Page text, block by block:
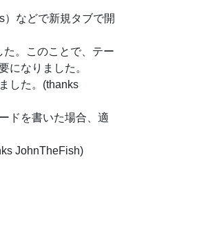
などで新規タブで開
。このことで、テー
になりました。
した。(thanks
ドを書いた場合、適
JohnTheFish)